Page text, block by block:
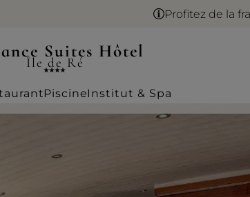
Profitez de la fraicheur
Suites Hôtel
Île de Ré
PiscineInstitut & Spa